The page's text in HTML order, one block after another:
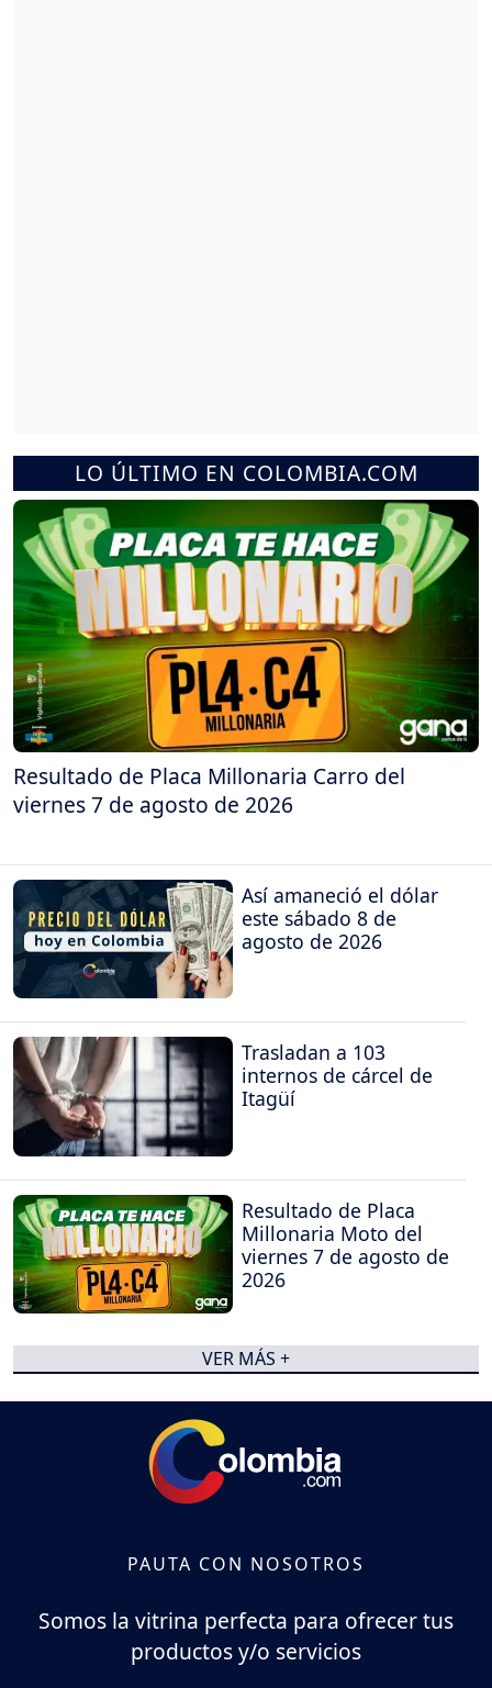
LO ÚLTIMO EN COLOMBIA.COM
Resultado de Placa Millonaria Carro del
viernes 7 de agosto de 2026
Así amaneció el dólar
este sábado 8 de
agosto de 2026
Trasladan a 103
internos de cárcel de
Itagüí
Resultado de Placa
Millonaria Moto del
viernes 7 de agosto de
2026
VER MÁS +
PAUTA CON NOSOTROS
Somos la vitrina perfecta para ofrecer tus
productos y/o servicios